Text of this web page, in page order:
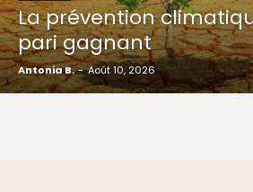
La prévention
pari gagnant
Antonia B. - Août 10, 2026